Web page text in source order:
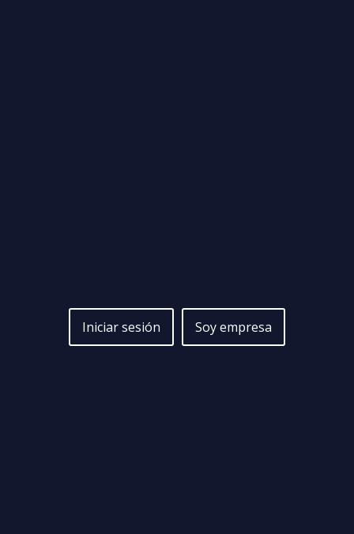
Iniciar sesión Soy empresa